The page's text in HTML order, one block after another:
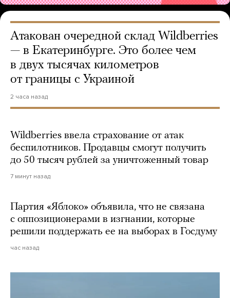
Атакован очередной склад Wildberries
— в Екатеринбурге. Это более чем
в двух тысячах километров
от границы с Украиной
2 часа назад
Wildberries ввела страхование от атак
беспилотников. Продавцы смогут получить
до 50 тысяч рублей за уничтоженный товар
7 минут назад
Партия «Яблоко» объявила, что не связана
с оппозиционерами в изгнании, которые
решили поддержать ее на выборах в Госдуму
час назад